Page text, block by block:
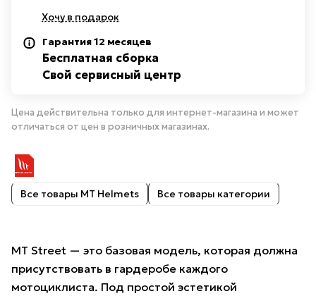
Хочу в подарок
Гарантия 12 месяцев
Бесплатная сборка
Свой сервисный центр
Цена действительна только для интернет-магазина и может
отличаться от цен в розничных магазинах.
Все товары MT Helmets Все товары категории
MT Street — это базовая модель, которая должна
присутствовать в гардеробе каждого
мотоциклиста. Под простой эстетикой